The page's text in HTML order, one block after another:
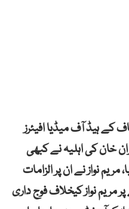
کے ہیڈ آف میڈیا افیئرز
خان کی اہلیہ نے کبھی
نواز نے ان پر الزامات
مریم نواز کیخلاف فوج داری